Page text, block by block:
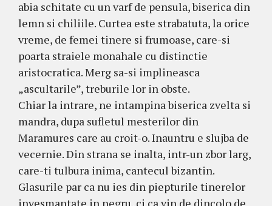
abia schitate cu un varf de pensula, biserica din
lemn si chiliile. Curtea este strabatuta, la orice
vreme, de femei tinere si frumoase, care-si
poarta straiele monahale cu distinctie
aristocratica. Merg sa-si implineasca
„ascultarile”, treburile lor in obste.
Chiar la intrare, ne intampina biserica zvelta si
mandra, dupa sufletul mesterilor din
Maramures care au croit-o. Inauntru e slujba de
vecernie. Din strana se inalta, intr-un zbor larg,
care-ti tulbura inima, cantecul bizantin.
Glasurile par ca nu ies din piepturile tinerelor
invesmantate in negru, ci ca vin de dincolo de